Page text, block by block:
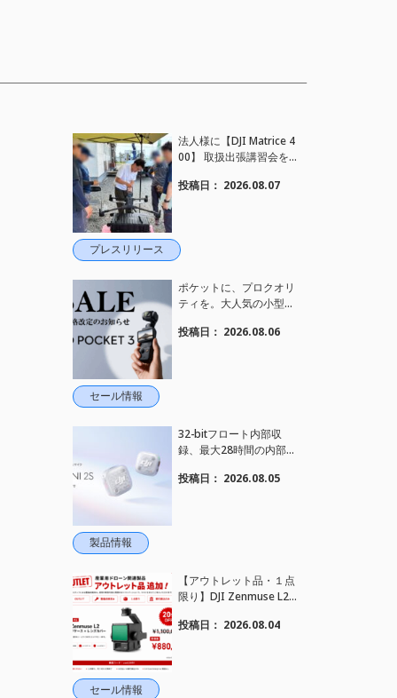
プレスリリース
法人様に【DJI Matrice 4
00】 取扱出張講習会を
施しました。
投稿日： 2026.08.07
セール情報
ポケットに、プロクオリ
ティを。大人気の小型カ
定価がさらにお値下げさ
投稿日： 2026.08.06
製品情報
32-bitフロート内部収
録、最大28時間の内部録
応、2段階AIノイズキャ
投稿日： 2026.08.05
セール情報
【アウトレット品・１点
限り】DJI Zenmuse L2
た。｜HELICAM STORE
投稿日： 2026.08.04